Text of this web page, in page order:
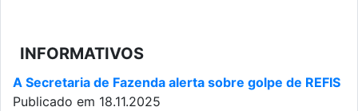
INFORMATIVOS
A Secretaria de Fazenda alerta sobre golpe de REFIS
Publicado em 18.11.2025